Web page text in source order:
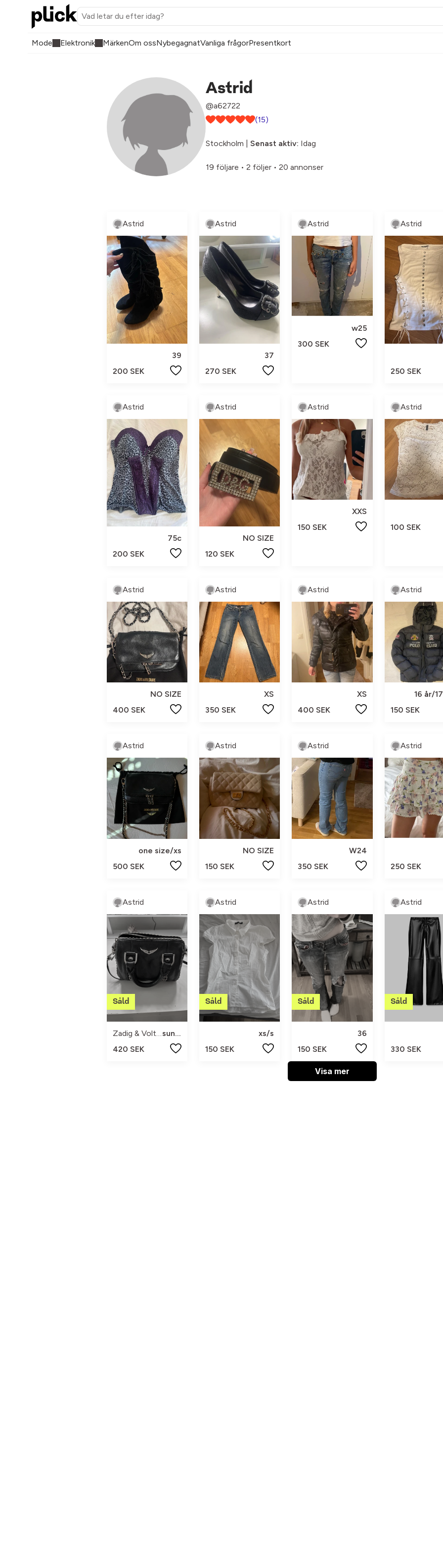
Mode Elektronik MärkenOm ossNybegagnatVanliga frågorPresentkort
Astrid
@a62722
(15)
Stockholm | Senast aktiv: Idag
19 följare • 2 följer • 20 annonser
Astrid
39
200 SEK
Astrid
37
270 SEK
Astrid
w25
300 SEK
Astrid
250 SEK
Astrid
75c
200 SEK
Astrid
NO SIZE
120 SEK
Astrid
XXS
150 SEK
Astrid
100 SEK
Astrid
NO SIZE
400 SEK
Astrid
XS
350 SEK
Astrid
XS
400 SEK
Astrid
16 år/
150 SEK
Astrid
one size/xs
500 SEK
Astrid
NO SIZE
150 SEK
Astrid
W24
350 SEK
Astrid
250 SEK
Astrid
Zadig & Voltaire
sunny
420 SEK
Astrid
xs/s
150 SEK
Astrid
36
150 SEK
Astrid
330 SEK
Visa mer